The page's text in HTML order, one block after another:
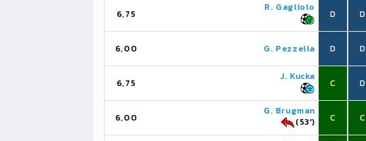
6,75
R. Gagliolo
D
6,00 G. Pezzella D
6,75
J. Kucka
C
6,00
G. Brugman
(53')
C
D
D
D
C